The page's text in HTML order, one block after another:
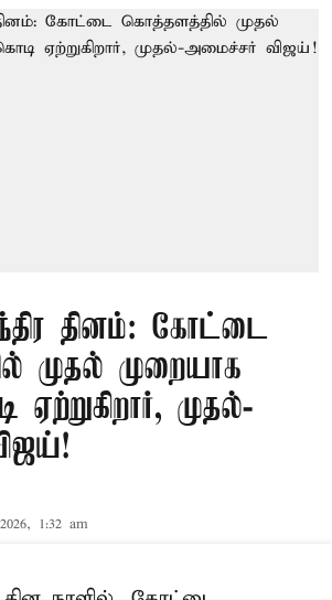
தினம்: கோட்டை
முதல் முறையாக
ஏற்றுகிறார், முதல்-
1:32 am